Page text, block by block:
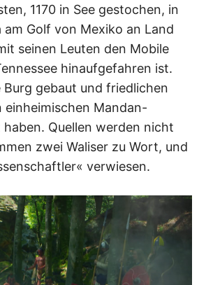
1170 in See gestochen, in
am Golf von Mexiko an Land
seinen Leuten den Mobile
hinaufgefahren ist.
Burg gebaut und friedlichen
Mandan-
Quellen werden nicht
zwei Waliser zu Wort, und
verwiesen.